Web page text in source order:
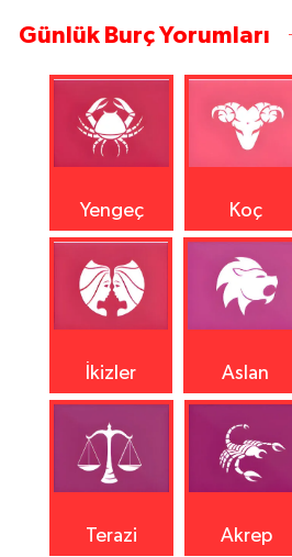
Günlük Burç Yorumları
Yengeç Koç
İkizler Aslan
Terazi Akrep